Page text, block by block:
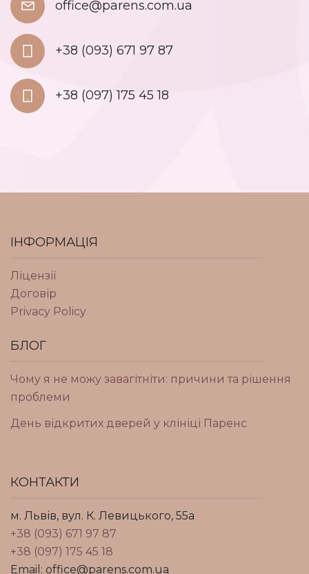
office@parens.com.ua
+38 (093) 671 97 87
+38 (097) 175 45 18
ІНФОРМАЦІЯ
Ліцензії
Договір
Privacy Policy
БЛОГ
Чому я не можу завагітніти: причини та рішення
проблеми
День відкритих дверей у клініці Паренс
КОНТАКТИ
м. Львів, вул. К. Левицького, 55а
+38 (093) 671 97 87
+38 (097) 175 45 18
Email: office@parens.com.ua